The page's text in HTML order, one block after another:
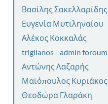
Βασίλης Σακελλαρίδης
Ευγενία Μυτιληναίου
Αλέκος Κοκκαλάς
triglianos - admin foroum
Αντώνης Λαζαρής
Μαϊόπουλος Κυριάκος
Θεοδώρα Γλαράκη